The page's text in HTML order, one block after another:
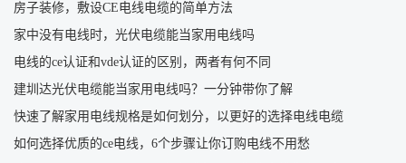
房子装修，敷设CE电线电缆的简单方法
家中没有电线时，光伏电缆能当家用电线吗
电线的ce认证和vde认证的区别，两者有何不同
建圳达光伏电缆能当家用电线吗？一分钟带你了解
快速了解家用电线规格是如何划分，以更好的选择电线电缆
如何选择优质的ce电线，6个步骤让你订购电线不用愁